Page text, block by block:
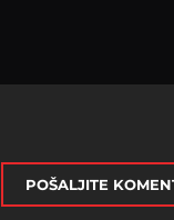
POŠALJITE